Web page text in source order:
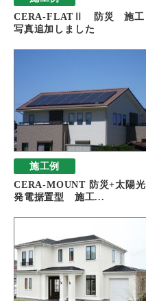
CERA-FLATⅡ 防災 施工
写真追加しました
施工例
CERA-MOUNT 防災+太陽光
発電据置型 施工...